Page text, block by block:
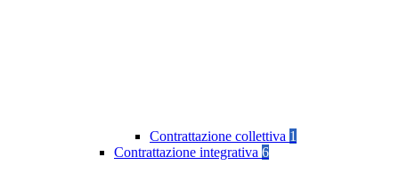
Contrattazione collettiva 1
Contrattazione integrativa 6